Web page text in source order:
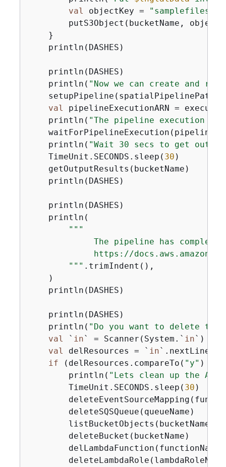
val
objectKey =
"samplefiles/
putS3Object(bucketName,
    }
    println(DASHES)
    println(DASHES)
    println(
"Now we can create and
val
pipelineExecutionARN =
    println(
"The pipeline execution
    println(
"Wait 30 secs to get
    TimeUnit.SECONDS.sleep(
30 )
    getOutputResults(bucketName)
    println(DASHES)
    println(DASHES)
    println(
"""
The pipeline has
https://
        """
.trimIndent(),
    )
    println(DASHES)
    println(DASHES)
    println(
"Do you want to delete the
val
` in` = Scanner(System.` in`)
val
delResources = ` in`.nextLine()
if (delResources.compareTo( "y" ) ==
        println(
"Lets clean up the
        TimeUnit.SECONDS.sleep(
30 )
        deleteSQSQueue(queueName)
        listBucketObjects(bucketName)
        deleteBucket(bucketName)
        delLambdaFunction(functionName)